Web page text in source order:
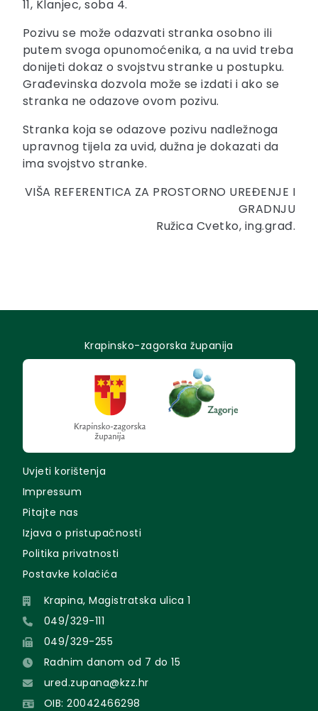
11, Klanjec, soba 4.
Pozivu se može odazvati stranka osobno ili
putem svoga opunomoćenika, a na uvid treba
donijeti dokaz o svojstvu stranke u postupku.
Građevinska dozvola može se izdati i ako se
stranka ne odazove ovom pozivu.
Stranka koja se odazove pozivu nadležnoga
upravnog tijela za uvid, dužna je dokazati da
ima svojstvo stranke.
VIŠA REFERENTICA ZA PROSTORNO UREĐENJE I
GRADNJU
Ružica Cvetko, ing.građ.
Krapinsko-zagorska županija
Uvjeti korištenja
Impressum
Pitajte nas
Izjava o pristupačnosti
Politika privatnosti
Postavke kolačića
Krapina, Magistratska ulica 1
049/329-111
049/329-255
Radnim danom od 7 do 15
ured.zupana@kzz.hr
OIB: 20042466298